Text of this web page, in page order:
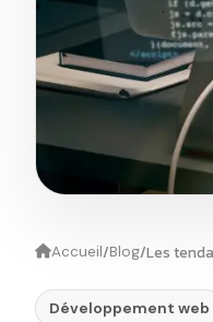
Accueil/Blog/Les
Développement web